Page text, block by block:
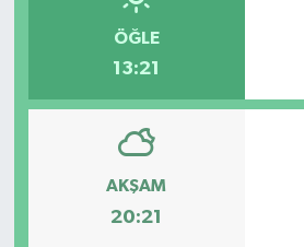
ÖĞLE
13:21
AKŞAM
20:21